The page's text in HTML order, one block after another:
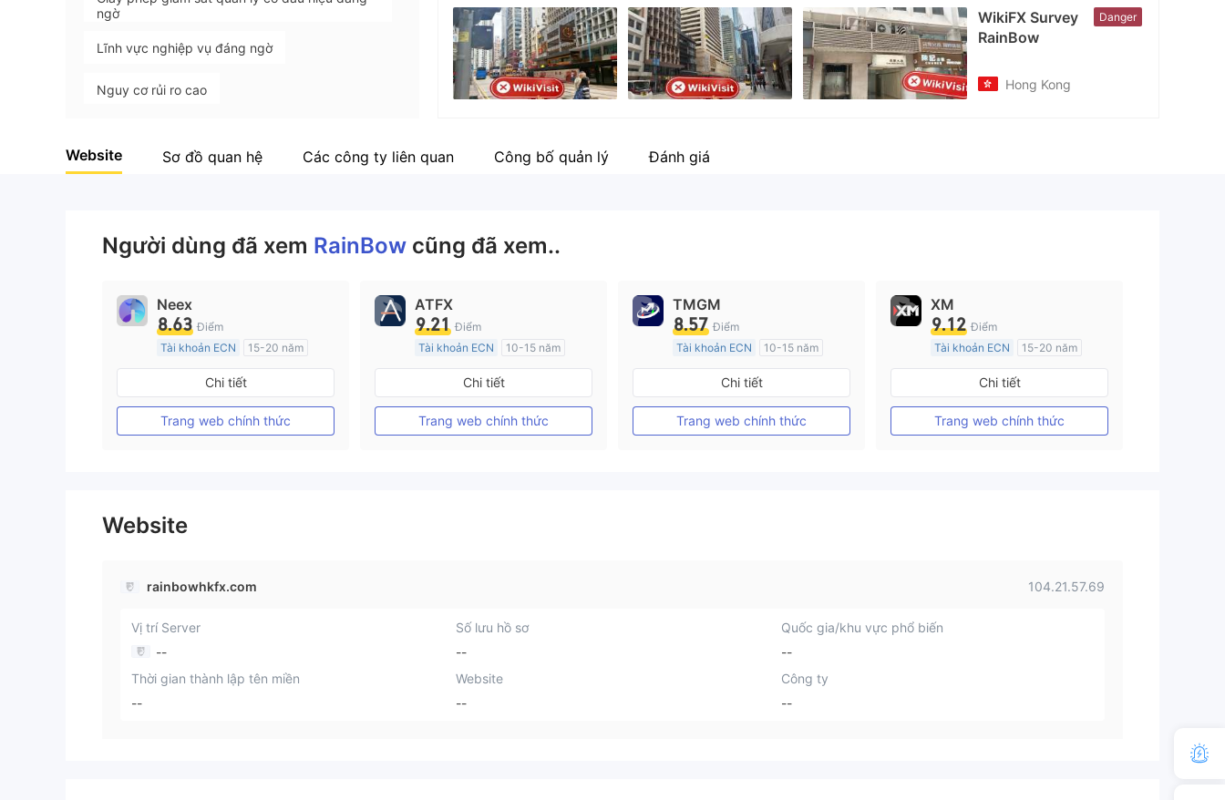
ngờ
Lĩnh vực nghiệp vụ đáng ngờ
Nguy cơ rủi ro cao
Nhân viên doanh nghiệp
--
WikiFX Survey
RainBow
Danger
Hong Kong
Website Sơ đồ quan hệ Các công ty liên quan Công bố quản lý Đánh giá
Người dùng đã xem RainBow cũng đã xem..
Neex
8.63 Điểm
Tài khoản ECN
15-20 năm
Đăng ký tại Nước Úc
MT4 Chính thức
Chi tiết
Trang web chính thức
ATFX
9.21 Điểm
Tài khoản ECN
10-15 năm
Đăng ký tại Nước Úc
MT4 Chính thức
Chi tiết
Trang web chính thức
TMGM
8.57 Điểm
Tài khoản ECN
10-15 năm
Đăng ký tại Nước Úc
MT4 Chính thức
Chi tiết
Trang web chính thức
XM
9.12 Điểm
Tài khoản ECN
15-20 năm
Đăng ký tại Nước Úc
MT4 Chính thức
Chi tiết
Trang web chính thức
Website
rainbowhkfx.com 104.21.57.69
Vị trí Server
--
Số lưu hồ sơ
--
Quốc gia/khu vực phổ biến
--
Thời gian thành lập tên miền
--
Website
--
Công ty
--